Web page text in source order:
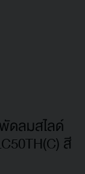
ดลมสไลด์
สี